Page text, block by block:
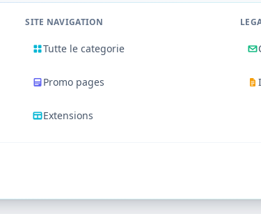
SITE NAVIGATION
Tutte le categorie
Promo pages
Extensions